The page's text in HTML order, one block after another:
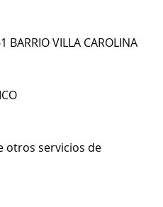
BARRIO VILLA CAROLINA
otros servicios de